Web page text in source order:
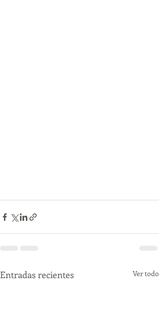
Entradas recientes Ver todo